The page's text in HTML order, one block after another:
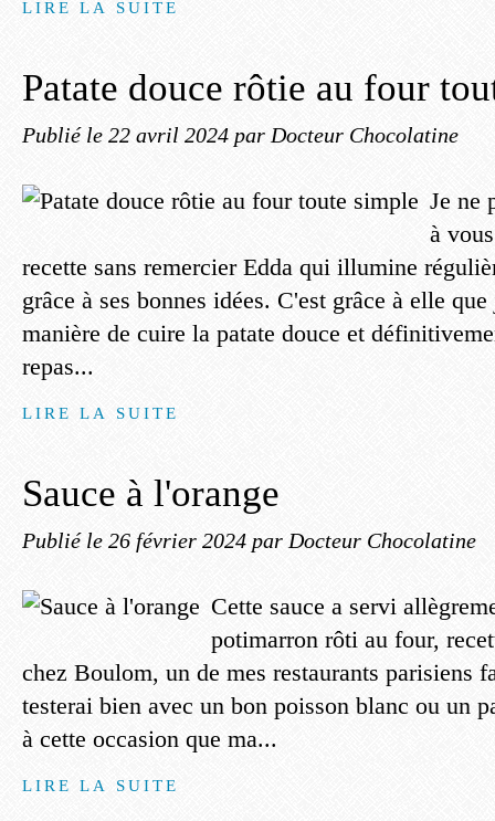
LIRE LA SUITE
Patate douce rôtie au four
Publié le 22 avril 2024 par Docteur Chocolatine
Je ne
à
recette sans remercier Edda qui illumine
grâce à ses bonnes idées. C'est grâce à elle
manière de cuire la patate douce et
repas...
LIRE LA SUITE
Sauce à l'orange
Publié le 26 février 2024 par Docteur Chocolatine
Cette sauce a servi
potimarron rôti au four,
chez Boulom, un de mes restaurants parisiens
testerai bien avec un bon poisson blanc ou un
à cette occasion que ma...
LIRE LA SUITE